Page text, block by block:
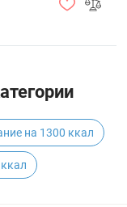
на 1300 ккал